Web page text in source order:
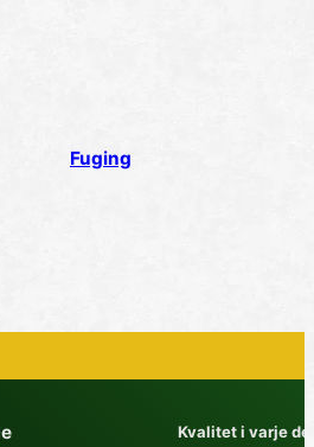
Fuging
Kvalitet i varje